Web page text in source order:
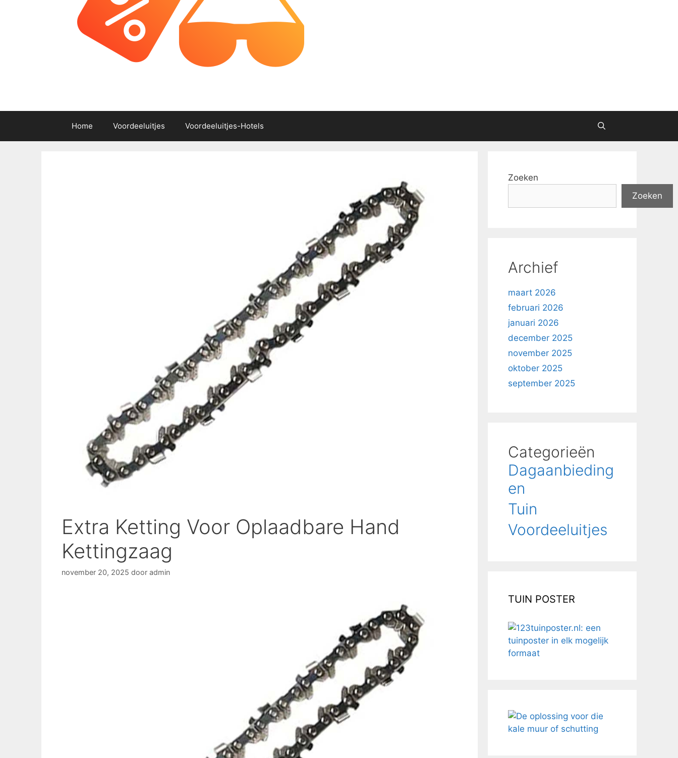
Home Voordeeluitjes Voordeeluitjes-Hotels
Extra Ketting Voor Oplaadbare Hand
Kettingzaag
november 20, 2025 door admin
Zoeken
Zoeken
Archief
maart 2026
februari 2026
januari 2026
december 2025
november 2025
oktober 2025
september 2025
Categorieën
Dagaanbieding
en
Tuin
Voordeeluitjes
TUIN POSTER